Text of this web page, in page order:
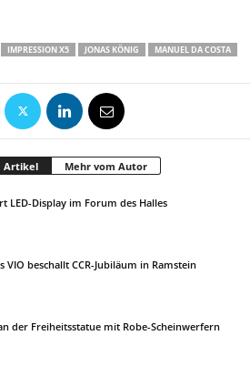
IMPRESSION X5 JONAS KÖNIG
MANUEL DA COSTA
Artikel Mehr vom Autor
LED-Display im Forum des Halles
VIO beschallt CCR-Jubiläum in Ramstein
der Freiheitsstatue mit Robe-Scheinwerfern